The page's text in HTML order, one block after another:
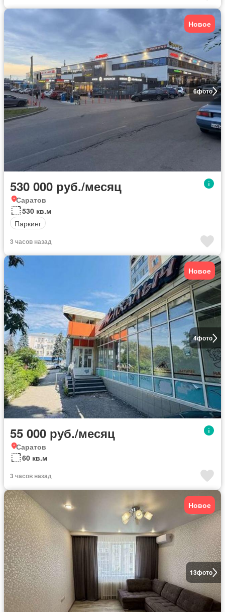
6фото
Новое
530 000 руб./месяц
Саратов
530 кв.м
Паркинг
3 часов назад
4фото
Новое
55 000 руб./месяц
Саратов
60 кв.м
3 часов назад
13фото
Новое